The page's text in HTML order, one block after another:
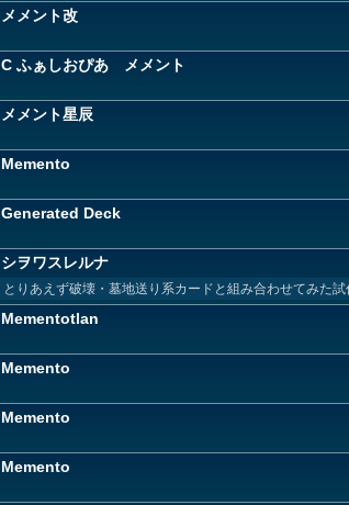
メメント改
C ふぁしおぴあ メメント
メメント星辰
Memento
Generated Deck
シヲワスレルナ
とりあえず破壊・墓地送り系カードと組み合わせてみた
Mementotlan
Memento
Memento
Memento